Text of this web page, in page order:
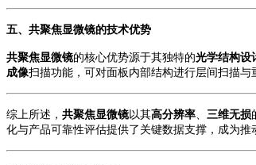
五、 共聚焦显微镜的技术优势
共聚焦显微镜的核心优势源于其独特的光学结构设
成像扫描功能，可对面板内部结构进行层间扫描
综上所述， 共聚焦显微镜以其高分辨率、 三维无损
化与产品可靠性评估提供了关键数据支撑，成为推